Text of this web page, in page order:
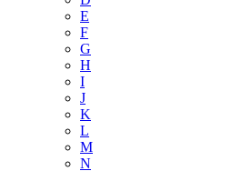
E
F
G
H
I
J
K
L
M
N